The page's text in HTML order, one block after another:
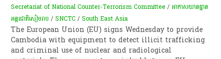
Secretariat of National Counter-Terrorism Committee /អាកាសយានដ្ឋាន
អន្តរជាតិសៀមរាប /SNCTC /South East Asia
The European Union (EU) signs Wednesday to provide
Cambodia with equipment to detect illicit trafficking
and criminal use of nuclear and radiological